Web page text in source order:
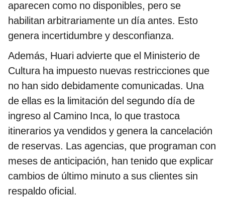
aparecen como no disponibles, pero se
habilitan arbitrariamente un día antes. Esto
genera incertidumbre y desconfianza.
Además, Huari advierte que el Ministerio de
Cultura ha impuesto nuevas restricciones que
no han sido debidamente comunicadas. Una
de ellas es la limitación del segundo día de
ingreso al Camino Inca, lo que trastoca
itinerarios ya vendidos y genera la cancelación
de reservas. Las agencias, que programan con
meses de anticipación, han tenido que explicar
cambios de último minuto a sus clientes sin
respaldo oficial.